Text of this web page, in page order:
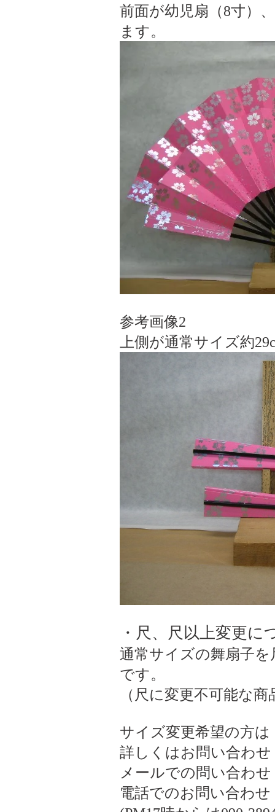
前面が幼児扇（8寸）
ます。
参考画像2
上側が通常サイズ約
・尺、尺以上変更に
通常サイズの舞扇子
です。
（尺に変更不可能な
サイズ変更希望の方は
詳しくはお問い合わ
メールでの問い合わ
電話でのお問い合わ